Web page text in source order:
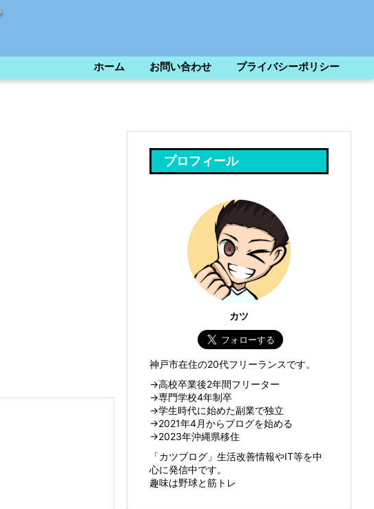
ホーム お問い合わせ プライバシーポリシー
プロフィール
カツ
神戸市在住の20代フリーランスです。
→高校卒業後2年間フリーター
→専門学校4年制卒
→学生時代に始めた副業で独立
→2021年4月からブログを始める
→2023年沖縄県移住
「カツブログ」生活改善情報やIT等を中
心に発信中です。
趣味は野球と筋トレ